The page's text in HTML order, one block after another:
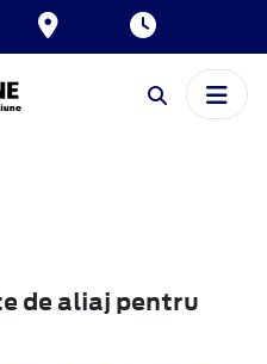
de aliaj pentru